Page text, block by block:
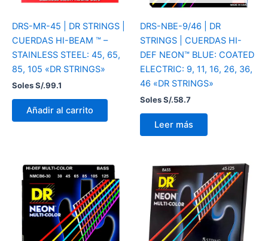
DRS-MR-45 | DR STRINGS |
CUERDAS HI-BEAM ™ –
STAINLESS STEEL: 45, 65,
85, 105 «DR STRINGS»
Soles S/.99.1
Añadir al carrito
DRS-NBE-9/46 | DR
STRINGS | CUERDAS HI-
DEF NEON™ BLUE: COATED
ELECTRIC: 9, 11, 16, 26, 36,
46 «DR STRINGS»
Soles S/.58.7
Leer más